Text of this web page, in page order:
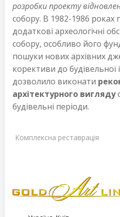
розробки проекту
собору. В 1982-1986 роках
додаткові археологічні
собору, особливо його
пошуки нових архівних
корективи до будівельної
дозволило виконати
архітектурного вигляду
будівельні періоди.
Комплексна реставрація